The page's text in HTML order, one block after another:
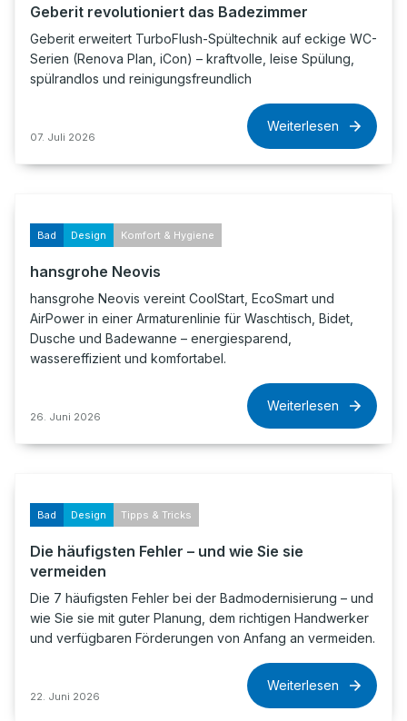
Geberit revolutioniert das Badezimmer
Geberit erweitert TurboFlush-Spültechnik auf eckige WC-
Serien (Renova Plan, iCon) – kraftvolle, leise Spülung,
spülrandlos und reinigungsfreundlich
07. Juli 2026
Weiterlesen
Bad Design Komfort & Hygiene
hansgrohe Neovis
hansgrohe Neovis vereint CoolStart, EcoSmart und
AirPower in einer Armaturenlinie für Waschtisch, Bidet,
Dusche und Badewanne – energiesparend,
wassereffizient und komfortabel.
26. Juni 2026
Weiterlesen
Bad Design Tipps & Tricks
Die häufigsten Fehler – und wie Sie sie
vermeiden
Die 7 häufigsten Fehler bei der Badmodernisierung – und
wie Sie sie mit guter Planung, dem richtigen Handwerker
und verfügbaren Förderungen von Anfang an vermeiden.
22. Juni 2026
Weiterlesen